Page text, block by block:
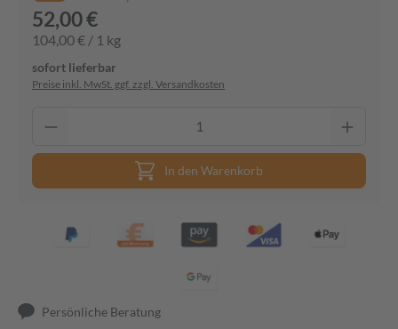
52,00 €
104,00 € / 1 kg
sofort lieferbar
Preise inkl. MwSt. ggf. zzgl. Versandkosten
In den Warenkorb
Persönliche Beratung